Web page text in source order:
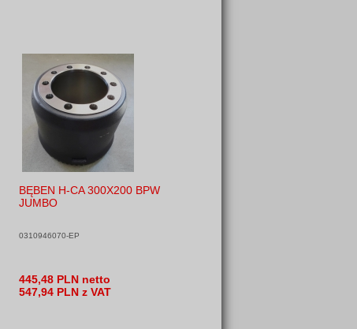
BĘBEN H-CA 300X200 BPW
JUMBO
0310946070-EP
445,48 PLN netto
547,94 PLN z VAT